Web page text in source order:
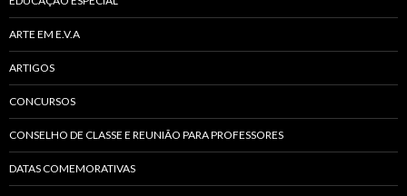
ARTE EM E.V.A
ARTIGOS
CONCURSOS
CONSELHO DE CLASSE E REUNIÃO PARA PROFESSORES
DATAS COMEMORATIVAS